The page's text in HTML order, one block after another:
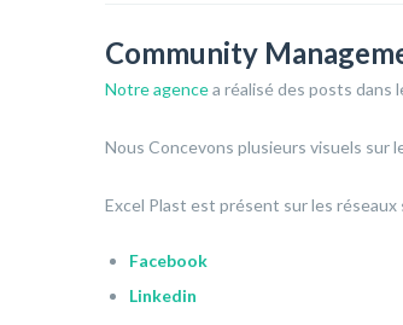
Community
Notre agencea réalisé des posts dans
Nous Concevons plusieurs visuels sur
Excel Plast est présent sur les réseaux
Facebook
Linkedin